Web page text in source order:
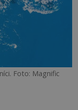
Foto: Magnific